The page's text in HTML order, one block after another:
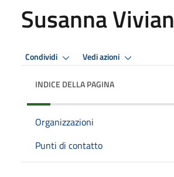
Susanna Vivian
Condividi Vedi azioni
INDICE DELLA PAGINA
Organizzazioni
Punti di contatto